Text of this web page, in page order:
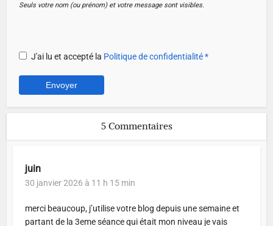
Seuls votre nom (ou prénom) et votre message sont visibles.
J'ai lu et accepté la Politique de confidentialité*
5 Commentaires
juin
30 janvier 2026 à 11 h 15 min
merci beaucoup, j’utilise votre blog depuis une semaine et
partant de la 3eme séance qui était mon niveau je vais